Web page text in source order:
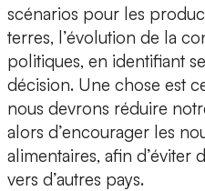
scénarios pour les
terres, l’évolution de la
politiques, en identifiant
décision. Une chose est
nous devrons réduire
alors d’encourager les
alimentaires, afin d’éviter
vers d’autres pays.